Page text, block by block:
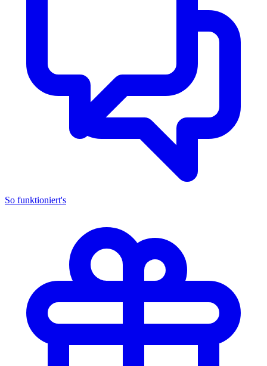
So funktioniert's